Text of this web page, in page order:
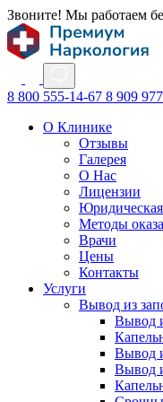
Звоните! Мы работаем
8 800 555-14-67 8 909
О Клинике
Отзывы
Галерея
О Нас
Лицензии
Методы
Врачи
Цены
Контакты
Услуги
Вывод из
Вывод
Вывод
Вывод